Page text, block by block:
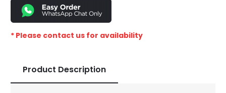
* Please contact us for availability
Product Description